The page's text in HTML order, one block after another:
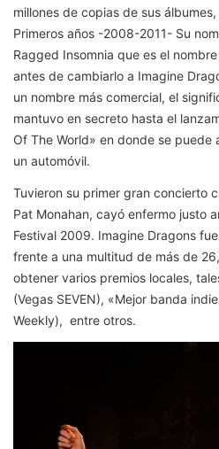
millones de copias de sus
Primeros años -2008-2011- Su
Ragged Insomnia que es el
antes de cambiarlo a Imagine
un nombre más comercial, el
mantuvo en secreto hasta el
Of The World» en donde se puede
un automóvil.
Tuvieron su primer gran concierto
Pat Monahan, cayó enfermo justo
Festival 2009. Imagine Dragons
frente a una multitud de más de
obtener varios premios locales,
(Vegas SEVEN), «Mejor banda
Weekly), ​ entre otros.